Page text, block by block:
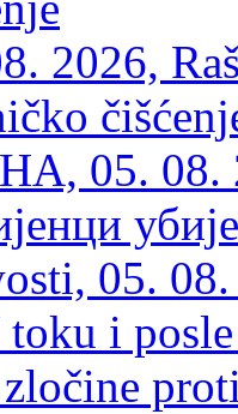
2026,
05. 08.
05.
i